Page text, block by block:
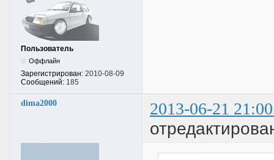
Пользователь
Оффлайн
Зарегистрирован: 2010-08-09
Сообщений: 185
dima2000 2013-06-21